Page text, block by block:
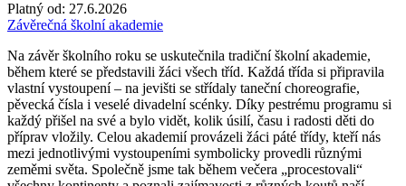
Platný od: 27.6.2026
Závěrečná školní akademie
Na závěr školního roku se uskutečnila tradiční školní akademie,
během které se představili žáci všech tříd. Každá třída si připravila
vlastní vystoupení – na jevišti se střídaly taneční choreografie,
pěvecká čísla i veselé divadelní scénky. Díky pestrému programu si
každý přišel na své a bylo vidět, kolik úsilí, času i radosti děti do
příprav vložily. Celou akademií provázeli žáci páté třídy, kteří nás
mezi jednotlivými vystoupeními symbolicky provedli různými
zeměmi světa. Společně jsme tak během večera „procestovali“